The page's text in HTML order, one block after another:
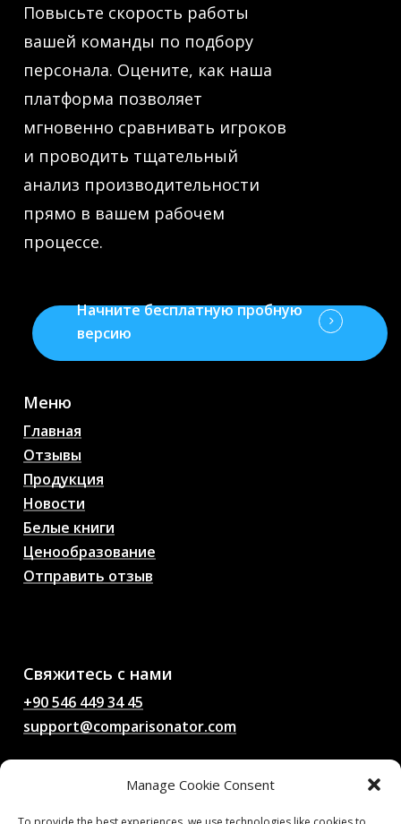
Manage Cookie Consent
Повысьте скорость работы
вашей команды по подбору
персонала. Оцените, как наша
платформа позволяет
мгновенно сравнивать игроков
и проводить тщательный
анализ производительности
прямо в вашем рабочем
процессе.
Начните бесплатную пробную
версию
Меню
Главная
Отзывы
Продукция
Новости
Белые книги
Ценообразование
Отправить отзыв
Свяжитесь с нами
+90 546 449 34 45
support@comparisonator.com
Юридическая